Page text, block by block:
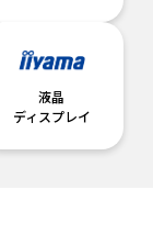
液晶
ディスプレイ